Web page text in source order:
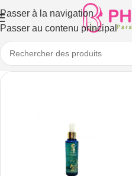
Passer à la navigation
Passer au contenu principal